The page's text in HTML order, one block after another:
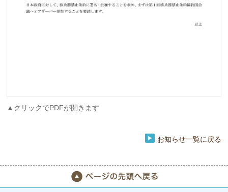
▲クリックでPDFが開きます
お知らせ一覧に戻る